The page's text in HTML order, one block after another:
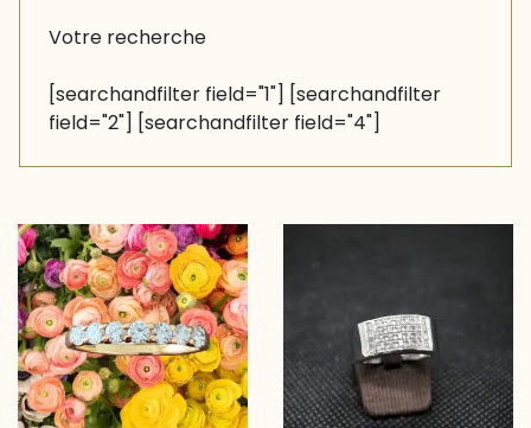
Votre recherche
[searchandfilter field="1"] [searchandfilter
field="2"] [searchandfilter field="4"]